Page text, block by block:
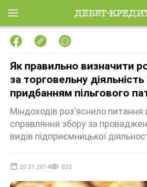
Як правильно визначити
за торговельну діяльність
придбанням пільгового
Міндоходів роз'яснило
справляння збору за
видів підприємницької
20.01.2014 822